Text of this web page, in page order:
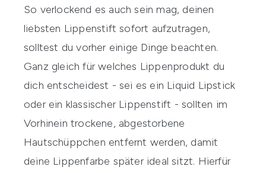
So verlockend es auch sein mag, deinen
liebsten Lippenstift sofort aufzutragen,
solltest du vorher einige Dinge beachten.
Ganz gleich für welches Lippenprodukt du
dich entscheidest - sei es ein Liquid Lipstick
oder ein klassischer Lippenstift - sollten im
Vorhinein trockene, abgestorbene
Hautschüppchen entfernt werden, damit
deine Lippenfarbe später ideal sitzt. Hierfür